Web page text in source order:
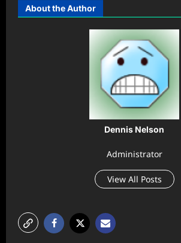
About the Author
Dennis Nelson
Administrator
View All Posts